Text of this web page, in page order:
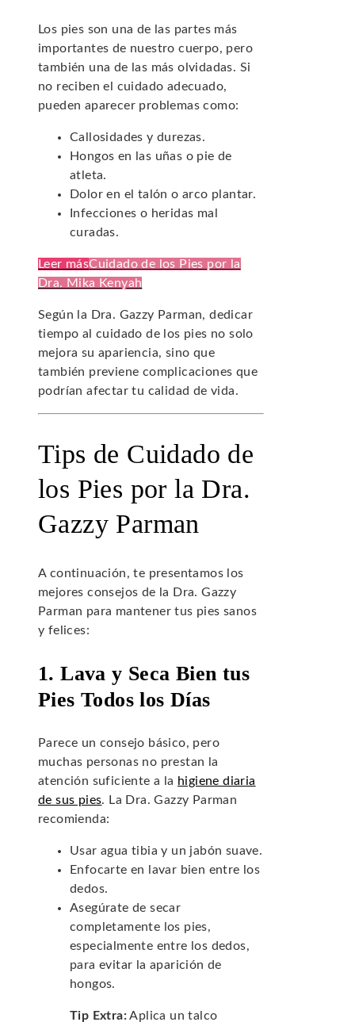
Los pies son una de las partes más
importantes de nuestro cuerpo, pero
también una de las más olvidadas. Si
no reciben el cuidado adecuado,
pueden aparecer problemas como:
Callosidades y durezas.
Hongos en las uñas o pie de
atleta.
Dolor en el talón o arco plantar.
Infecciones o heridas mal
curadas.
Leer másCuidado de los Pies por la
Dra. Mika Kenyah
Según la Dra. Gazzy Parman, dedicar
tiempo al cuidado de los pies no solo
mejora su apariencia, sino que
también previene complicaciones que
podrían afectar tu calidad de vida.
Tips de Cuidado de
los Pies por la Dra.
Gazzy Parman
A continuación, te presentamos los
mejores consejos de la Dra. Gazzy
Parman para mantener tus pies sanos
y felices:
1. Lava y Seca Bien tus
Pies Todos los Días
Parece un consejo básico, pero
muchas personas no prestan la
atención suficiente a la higiene diaria
de sus pies. La Dra. Gazzy Parman
recomienda:
Usar agua tibia y un jabón suave.
Enfocarte en lavar bien entre los
dedos.
Asegúrate de secar
completamente los pies,
especialmente entre los dedos,
para evitar la aparición de
hongos.
Tip Extra:Aplica un talco